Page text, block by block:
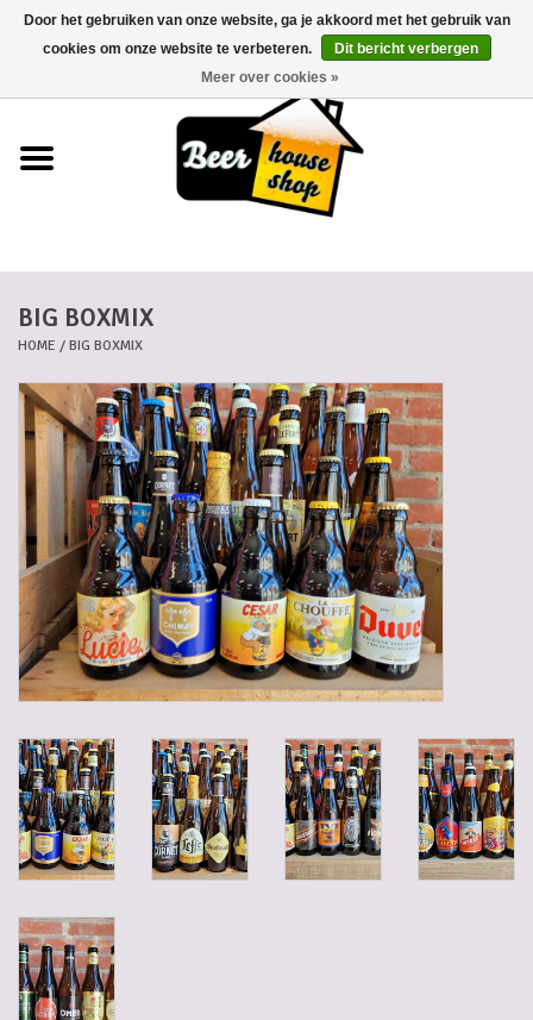
0 Artikelen - €0,00
Biermanden
Blikken
Cadeaubonnen
Dankkaartjes
Gadgets
Geschenken
Lege kratten
Manden/Kratten
Mixdozen
Streekproducten
BIG BOXMIX
HOME / BIG BOXMIX
Door het gebruiken van onze website, ga je akkoord met het gebruik van
cookies om onze website te verbeteren.
Dit bericht verbergen
Meer over cookies »